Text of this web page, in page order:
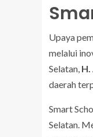
Upaya
melalui
Selatan,
daerah
Smart
Selatan.